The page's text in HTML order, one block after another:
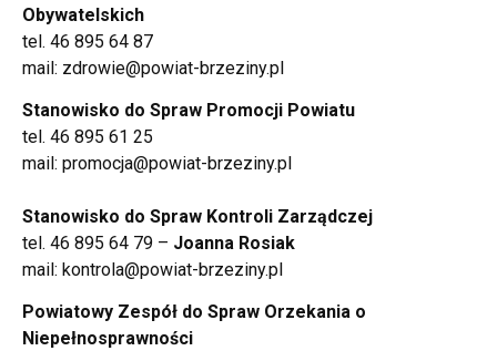
Obywatelskich
tel. 46 895 64 87
mail: zdrowie@powiat-brzeziny.pl
Stanowisko do Spraw Promocji Powiatu
tel. 46 895 61 25
mail: promocja@powiat-brzeziny.pl
Stanowisko do Spraw Kontroli Zarządczej
tel. 46 895 64 79 – Joanna Rosiak
mail: kontrola@powiat-brzeziny.pl
Powiatowy Zespół do Spraw Orzekania o
Niepełnosprawności